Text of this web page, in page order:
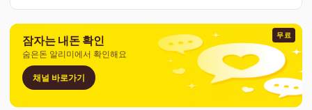
무료
잠자는 내돈 확인
숨은돈 알리미에서 확인해요
채널 바로가기